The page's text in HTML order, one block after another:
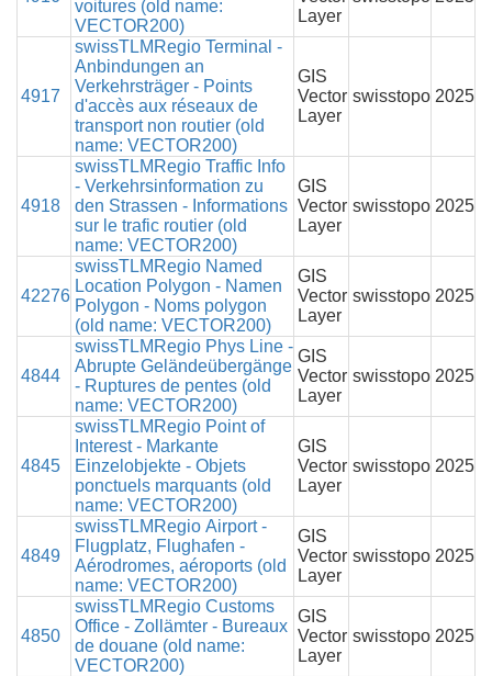
voitures (old name:
VECTOR200)
Layer
4917
swissTLMRegio Terminal -
Anbindungen an
Verkehrsträger - Points
d'accès aux réseaux de
transport non routier (old
name: VECTOR200)
GIS
Vector
Layer
swisstopo 2025
4918
swissTLMRegio Traffic Info
- Verkehrsinformation zu
den Strassen - Informations
sur le trafic routier (old
name: VECTOR200)
GIS
Vector
Layer
swisstopo 2025
42276
swissTLMRegio Named
Location Polygon - Namen
Polygon - Noms polygon
(old name: VECTOR200)
GIS
Vector
Layer
swisstopo 2025
4844
swissTLMRegio Phys Line -
Abrupte Geländeübergänge
- Ruptures de pentes (old
name: VECTOR200)
GIS
Vector
Layer
swisstopo 2025
4845
swissTLMRegio Point of
Interest - Markante
Einzelobjekte - Objets
ponctuels marquants (old
name: VECTOR200)
GIS
Vector
Layer
swisstopo 2025
4849
swissTLMRegio Airport -
Flugplatz, Flughafen -
Aérodromes, aéroports (old
name: VECTOR200)
GIS
Vector
Layer
swisstopo 2025
4850
swissTLMRegio Customs
Office - Zollämter - Bureaux
de douane (old name:
VECTOR200)
GIS
Vector
Layer
swisstopo 2025